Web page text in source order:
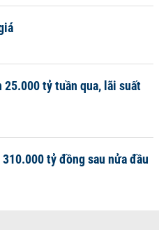
25.000 tỷ tuần qua, lãi suất
tỷ đồng sau nửa đầu